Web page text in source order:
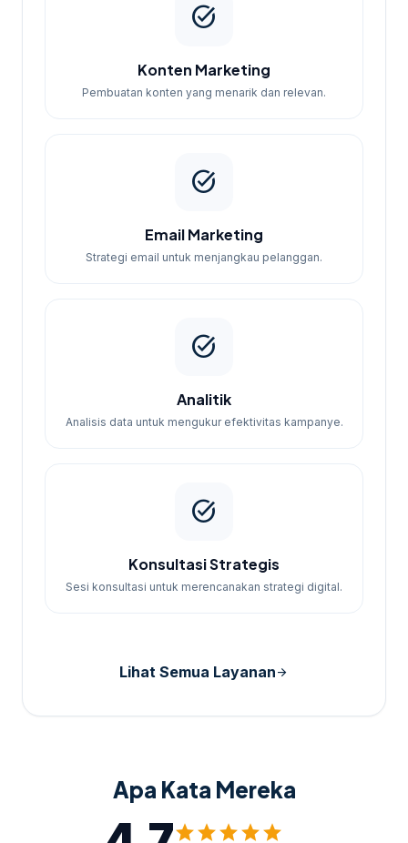
task_alt
Konten Marketing
Pembuatan konten yang menarik dan relevan.
task_alt
Email Marketing
Strategi email untuk menjangkau pelanggan.
task_alt
Analitik
Analisis data untuk mengukur efektivitas kampanye.
task_alt
Konsultasi Strategis
Sesi konsultasi untuk merencanakan strategi digital.
Lihat Semua Layananarrow_forward
Apa Kata Mereka
starstarstarstarstar